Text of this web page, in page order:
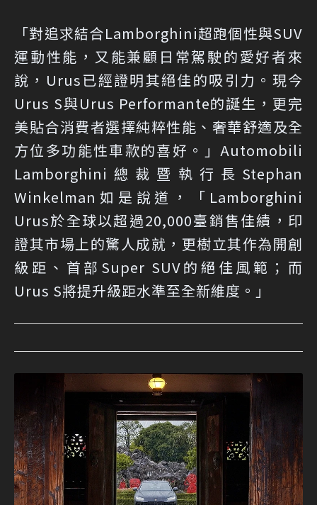
「對追求結合Lamborghini超跑個性與SUV
運動性能，又能兼顧日常駕駛的愛好者來
說，Urus已經證明其絕佳的吸引力。現今
Urus S與Urus Performante的誕生，更完
美貼合消費者選擇純粹性能、奢華舒適及全
方位多功能性車款的喜好。」Automobili
Lamborghini總裁暨執行長Stephan
Winkelman如是說道，「Lamborghini
Urus於全球以超過20,000臺銷售佳績，印
證其市場上的驚人成就，更樹立其作為開創
級距、首部Super SUV的絕佳風範；而
Urus S將提升級距水準至全新維度。」